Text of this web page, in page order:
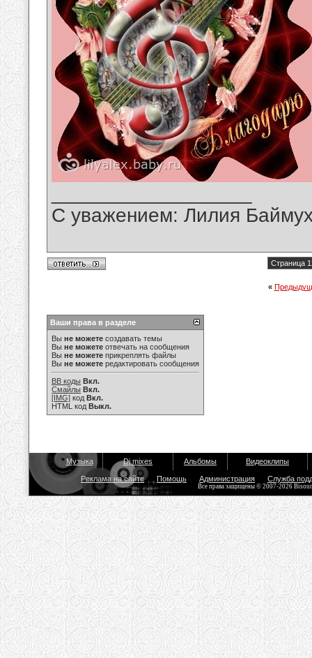
С уважением: Лилия
Страница
«
Ваши права в разделе
Вы не можете создавать темы
Вы не можете отвечать на сообщения
Вы не можете прикреплять файлы
Вы не можете редактировать сообщения
BB коды Вкл.
Смайлы Вкл.
[IMG] код Вкл.
HTML код Выкл.
Музыка Dj mixes Альбомы Видеоклипы
Реклама на сайте Помощь Администрация Служба
Все права защищены © 2007-2026